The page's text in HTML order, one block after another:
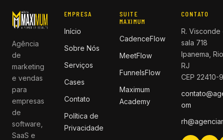
Agência
de
marketing
e vendas
para
empresas
de
software,
SaaS e
EMPRESA
Início
Sobre Nós
Serviços
Cases
Contato
Política de
Privacidade
SUITE
MAXIMUM
CadenceFlow
MeetFlow
FunnelsFlow
Maximum
Academy
CONTATO
R.
sala 718
Ipanema,
RJ
CEP 22410-
om